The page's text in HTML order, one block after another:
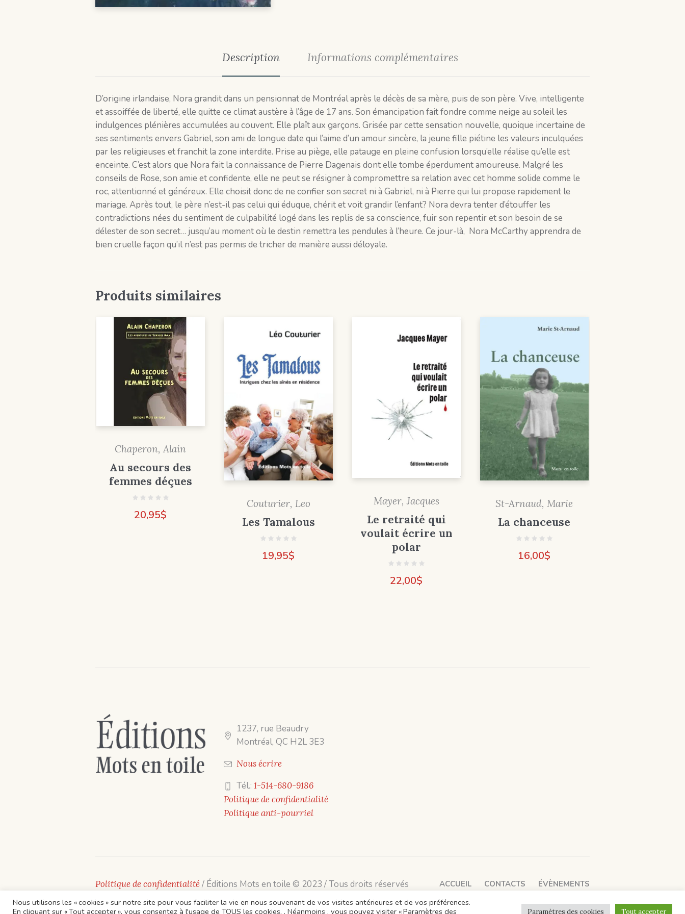
Description Informations complémentaires
D’origine irlandaise, Nora grandit dans un pensionnat de Montréal après le décès de sa mère, puis de son père. Vive, intelligente
et assoiffée de liberté, elle quitte ce climat austère à l’âge de 17 ans. Son émancipation fait fondre comme neige au soleil les
indulgences plénières accumulées au couvent. Elle plaît aux garçons. Grisée par cette sensation nouvelle, quoique incertaine de
ses sentiments envers Gabriel, son ami de longue date qui l’aime d’un amour sincère, la jeune fille piétine les valeurs inculquées
par les religieuses et franchit la zone interdite. Prise au piège, elle patauge en pleine confusion lorsqu’elle réalise qu’elle est
enceinte. C’est alors que Nora fait la connaissance de Pierre Dagenais dont elle tombe éperdument amoureuse. Malgré les
conseils de Rose, son amie et confidente, elle ne peut se résigner à compromettre sa relation avec cet homme solide comme le
roc, attentionné et généreux. Elle choisit donc de ne confier son secret ni à Gabriel, ni à Pierre qui lui propose rapidement le
mariage. Après tout, le père n’est-il pas celui qui éduque, chérit et voit grandir l’enfant? Nora devra tenter d’étouffer les
contradictions nées du sentiment de culpabilité logé dans les replis de sa conscience, fuir son repentir et son besoin de se
délester de son secret… jusqu’au moment où le destin remettra les pendules à l’heure. Ce jour-là, Nora McCarthy apprendra de
bien cruelle façon qu’il n’est pas permis de tricher de manière aussi déloyale.
Produits similaires
Chaperon, Alain
Au secours des
femmes déçues
20,95$
Couturier, Leo
Les Tamalous
19,95$
Mayer, Jacques
Le retraité qui
voulait écrire un
polar
22,00$
St-Arnaud, Marie
La chanceuse
16,00$
1237, rue Beaudry
Montréal, QC H2L 3E3
Nous écrire
Tél.: 1-514-680-9186
Politique de confidentialité
Politique anti-pourriel
ACCUEIL CONTACTS ÉVÈNEMENTS
Politique de confidentialité/ Éditions Mots en toile © 2023 / Tous droits réservés
Nous utilisons les « cookies » sur notre site pour vous faciliter la vie en nous souvenant de vos visites antérieures et de vos préférences.
En cliquant sur « Tout accepter », vous consentez à l'usage de TOUS les cookies. . Néanmoins , vous pouvez visiter « Paramètres des
Paramètres des cookies Tout accepter